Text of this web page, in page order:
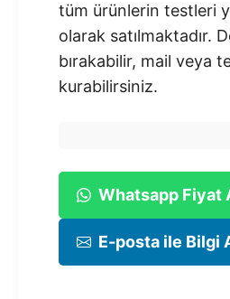
tüm ürünlerin testleri
olarak satılmaktadır.
bırakabilir, mail veya
kurabilirsiniz.
Whatsapp Fiyat
E-posta ile Bilgi